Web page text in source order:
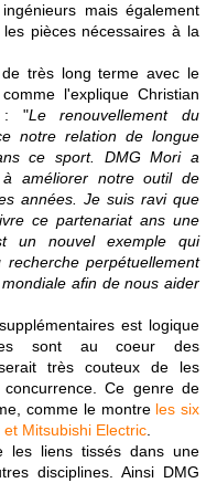
mais également
pièces nécessaires à la
très long terme avec le
l'explique Christian
: "Le renouvellement du
notre relation de longue
ce sport. DMG Mori a
améliorer notre outil de
années. Je suis ravi que
ce partenariat ans une
un nouvel exemple qui
perpétuellement
afin de nous aider
est logique
sont au coeur des
très couteux de les
Ce genre de
comme le montre les six
Mitsubishi Electric
les liens tissés dans une
disciplines. Ainsi DMG